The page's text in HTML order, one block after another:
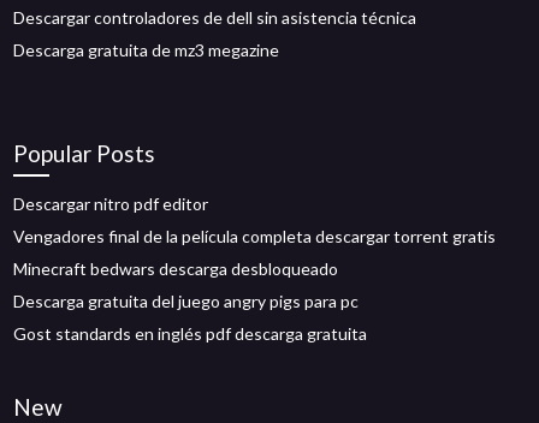
Descargar controladores de dell sin asistencia técnica
Descarga gratuita de mz3 megazine
Popular Posts
Descargar nitro pdf editor
Vengadores final de la película completa descargar torrent gratis
Minecraft bedwars descarga desbloqueado
Descarga gratuita del juego angry pigs para pc
Gost standards en inglés pdf descarga gratuita
New